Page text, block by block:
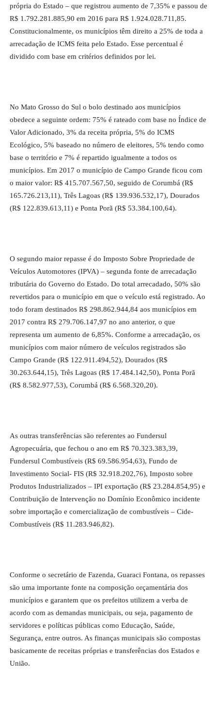
própria do Estado – que registrou aumento de 7,35% e passou de
R$ 1.792.281.885,90 em 2016 para R$ 1.924.028.711,85.
Constitucionalmente, os municípios têm direito a 25% de toda a
arrecadação de ICMS feita pelo Estado. Esse percentual é
dividido com base em critérios definidos por lei.
No Mato Grosso do Sul o bolo destinado aos municípios
obedece a seguinte ordem: 75% é rateado com base no Índice de
Valor Adicionado, 3% da receita própria, 5% do ICMS
Ecológico, 5% baseado no número de eleitores, 5% tendo como
base o território e 7% é repartido igualmente a todos os
municípios. Em 2017 o município de Campo Grande ficou com
o maior valor: R$ 415.707.567,50, seguido de Corumbá (R$
165.726.213,11), Três Lagoas (R$ 139.936.532,17), Dourados
(R$ 122.839.613,11) e Ponta Porã (R$ 53.384.100,64).
O segundo maior repasse é do Imposto Sobre Propriedade de
Veículos Automotores (IPVA) – segunda fonte de arrecadação
tributária do Governo do Estado. Do total arrecadado, 50% são
revertidos para o município em que o veículo está registrado. Ao
todo foram destinados R$ 298.862.944,84 aos municípios em
2017 contra R$ 279.706.147,97 no ano anterior, o que
representa um aumento de 6,85%. Conforme a arrecadação, os
municípios com maior número de veículos registrados são
Campo Grande (R$ 122.911.494,52), Dourados (R$
30.263.644,15), Três Lagoas (R$ 17.484.142,50), Ponta Porã
(R$ 8.582.977,53), Corumbá (R$ 6.568.320,20).
As outras transferências são referentes ao Fundersul
Agropecuária, que fechou o ano em R$ 70.323.383,39,
Fundersul Combustíveis (R$ 69.586.954,63), Fundo de
Investimento Social- FIS (R$ 32.918.202,76), Imposto sobre
Produtos Industrializados – IPI exportação (R$ 23.284.854,95) e
Contribuição de Intervenção no Domínio Econômico incidente
sobre importação e comercialização de combustíveis – Cide-
Combustíveis (R$ 11.283.946,82).
Conforme o secretário de Fazenda, Guaraci Fontana, os repasses
são uma importante fonte na composição orçamentária dos
municípios e garantem que os prefeitos utilizem a verba de
acordo com as demandas municipais, ou seja, pagamento de
servidores e políticas públicas como Educação, Saúde,
Segurança, entre outros. As finanças municipais são compostas
basicamente de receitas próprias e transferências dos Estados e
União.